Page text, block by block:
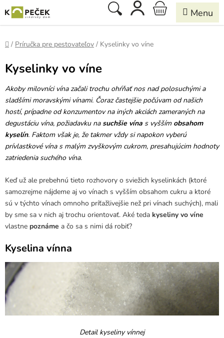
na
obsah
Hľadať
NÁKUPNÝ
KOŠÍK
Domov
/ Príručka pre pestovateľov / Kyselinky vo víne
Kyselinky vo víne
Akoby milovníci vína začali trochu ohŕňať nos nad polosuchými a
sladšími moravskými vínami. Čoraz častejšie počúvam od našich
hostí, prípadne od konzumentov na iných akciách zameraných na
degustáciu vína, požiadavku na suchšie vína s vyšším obsahom
kyselín. Faktom však je, že takmer vždy si napokon vyberú
prívlastkové vína s malým zvyškovým cukrom, presahujúcim hodnoty
zatriedenia suchého vína.
Keď už ale prebehnú tieto rozhovory o sviežich kyselinkách (ktoré
samozrejme nájdeme aj vo vínach s vyšším obsahom cukru a ktoré
sú v týchto vínach omnoho príťažlivejšie než pri vínach suchých), mali
by sme sa v nich aj trochu orientovať. Aké teda kyseliny vo víne
vlastne poznáme a čo sa s nimi dá robiť?
Kyselina vínna
Detail kyseliny vínnej